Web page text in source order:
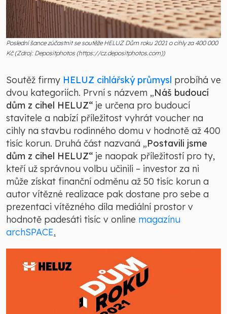
Poslední šance zúčastnit se soutěže HELUZ Dům roku 2021 o cihly za 400 000
Kč (Zdroj: Depositphotos (https://cz.depositphotos.com))
Soutěž firmy HELUZ cihlářský průmysl probíhá ve
dvou kategoriích. První s názvem „Náš budoucí
dům z cihel HELUZ“ je určena pro budoucí
stavitele a nabízí příležitost vyhrát voucher na
cihly na stavbu rodinného domu v hodnotě až 400
tisíc korun. Druhá část nazvaná „Postavili jsme
dům z cihel HELUZ“ je naopak příležitostí pro ty,
kteří už správnou volbu učinili – investor za ni
může získat finanční odměnu až 50 tisíc korun a
autor vítězné realizace pak dostane pro sebe a
prezentaci vítězného díla mediální prostor v
hodnotě padesáti tisíc v online magazínu
archSPACE.